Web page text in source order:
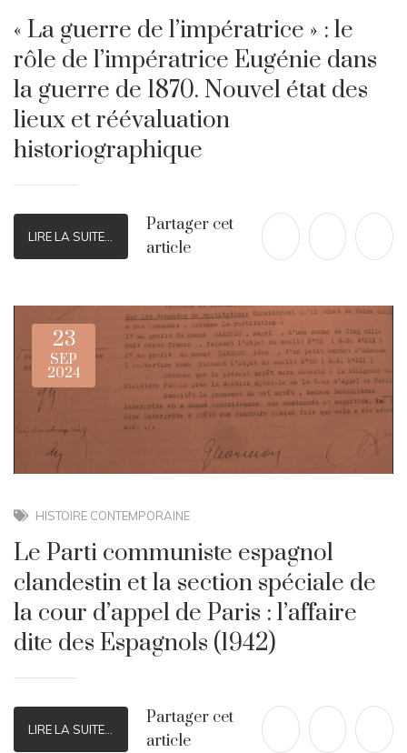
« La guerre de l’impératrice » : le
rôle de l’impératrice Eugénie dans
la guerre de 1870. Nouvel état des
lieux et réévaluation
historiographique
LIRE LA SUITE...
Partager cet
article
23
SEP
2024
HISTOIRE CONTEMPORAINE
Le Parti communiste espagnol
clandestin et la section spéciale de
la cour d’appel de Paris : l’affaire
dite des Espagnols (1942)
LIRE LA SUITE...
Partager cet
article